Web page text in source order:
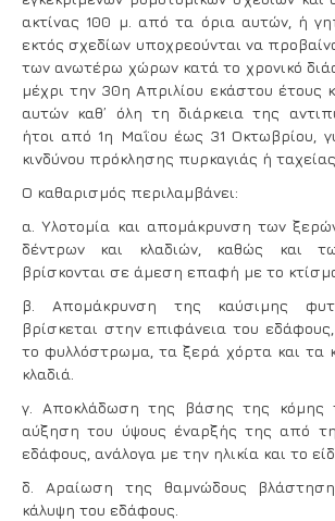
ακτίνας 100 μ. από τα όρια αυτών, ή
εκτός σχεδίων υποχρεούνται να
των ανωτέρω χώρων κατά το χρονικό
μέχρι την 30η Απριλίου εκάστου έτους
αυτών καθ’ όλη τη διάρκεια της
ήτοι από 1η Μαΐου έως 31 Οκτωβρίου,
κινδύνου πρόκλησης πυρκαγιάς ή
Ο καθαρισμός περιλαμβάνει:
α. Υλοτομία και απομάκρυνση των
δέντρων και κλαδιών, καθώς και
βρίσκονται σε άμεση επαφή με το
β. Απομάκρυνση της καύσιμης
βρίσκεται στην επιφάνεια του
το φυλλόστρωμα, τα ξερά χόρτα και τα
κλαδιά.
γ. Αποκλάδωση της βάσης της κόμης
αύξηση του ύψους έναρξής της από
εδάφους, ανάλογα με την ηλικία και το
δ. Αραίωση της θαμνώδους
κάλυψη του εδάφους.